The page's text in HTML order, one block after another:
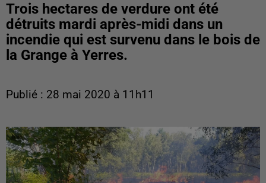
Trois hectares de verdure ont été
détruits mardi après-midi dans un
incendie qui est survenu dans le bois de
la Grange à Yerres.
Publié : 28 mai 2020 à 11h11